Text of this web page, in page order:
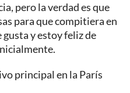
pero la verdad es que
para que compitiera en
gusta y estoy feliz de
principal en la París